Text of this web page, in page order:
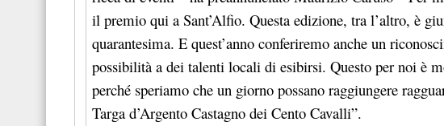
il premio qui a Sant’Alfio. Questa edizione, tra l’altro, è
quarantesima. E quest’anno conferiremo anche un
possibilità a dei talenti locali di esibirsi. Questo per noi è
perché speriamo che un giorno possano raggiungere
Targa d’Argento Castagno dei Cento Cavalli”.